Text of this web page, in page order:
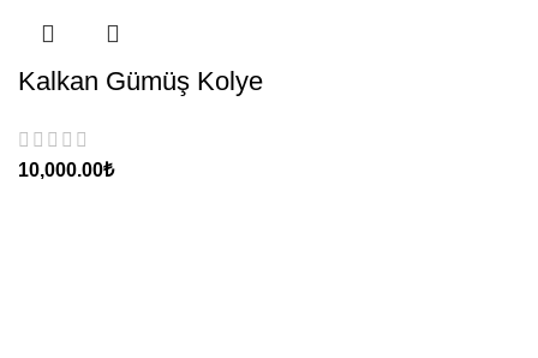
Kalkan Gümüş Kolye
₺